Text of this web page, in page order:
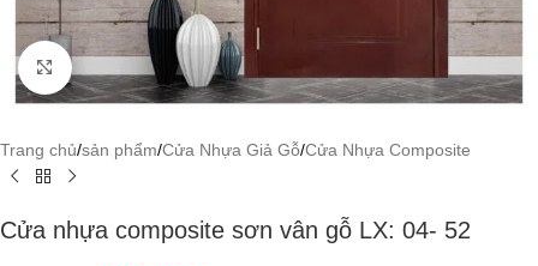
Click to enlarge
Trang chủ/sản phẩm/Cửa Nhựa Giả Gỗ/Cửa Nhựa Composite
Cửa nhựa composite sơn vân gỗ LX: 04- 52